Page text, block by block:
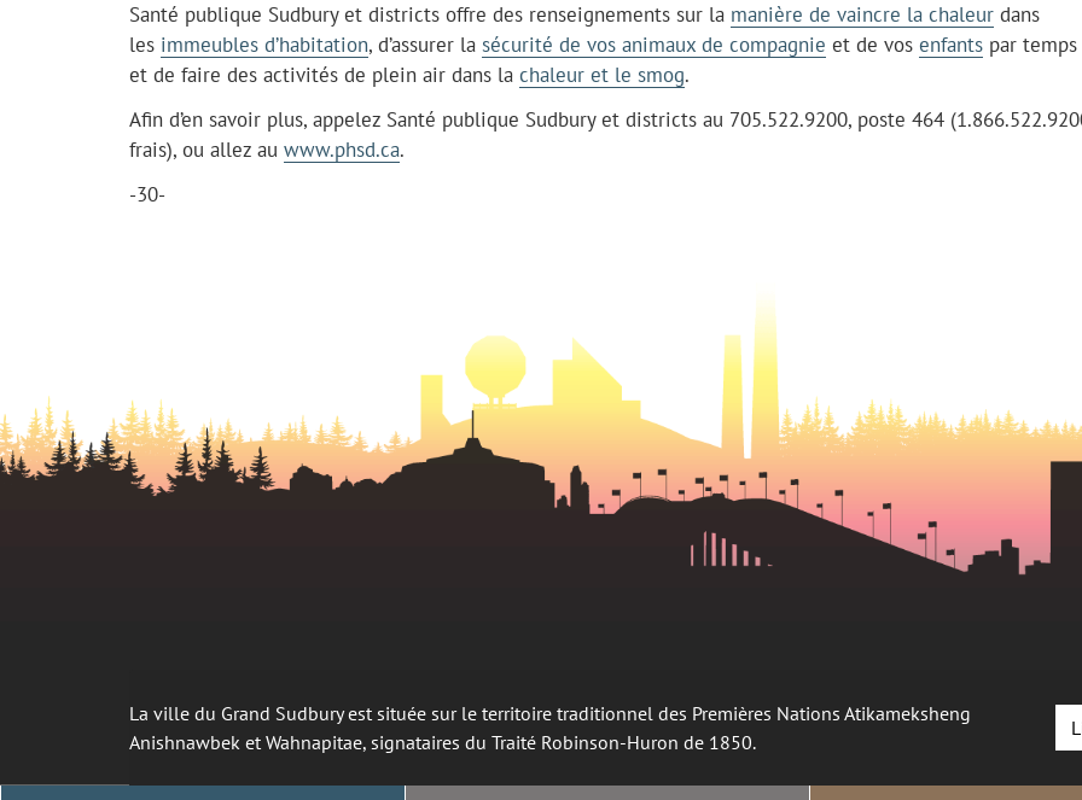
Santé publique Sudbury et districts offre des renseignements sur la manière de vaincre la chaleur dans
les immeubles d’habitation, d’assurer la sécurité de vos animaux de compagnie et de vos enfants par temps
et de faire des activités de plein air dans la chaleur et le smog.
Afin d’en savoir plus, appelez Santé publique Sudbury et districts au 705.522.9200, poste 464
frais), ou allez au www.phsd.ca.
-30-
La ville du Grand Sudbury est située sur le territoire traditionnel des Premières Nations Atikameksheng
Anishnawbek et Wahnapitae, signataires du Traité Robinson-Huron de 1850.